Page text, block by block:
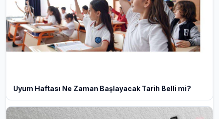
Uyum Haftası Ne Zaman Başlayacak Tarih Belli mi?